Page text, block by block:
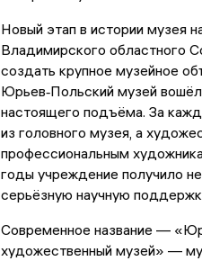
Новый этап в истории музея
Владимирского областного
создать крупное музейное
Юрьев‑Польский музей вошёл
настоящего подъёма. За
из головного музея, а
профессиональным
годы учреждение получило
серьёзную научную
Современное название —
художественный музей» —